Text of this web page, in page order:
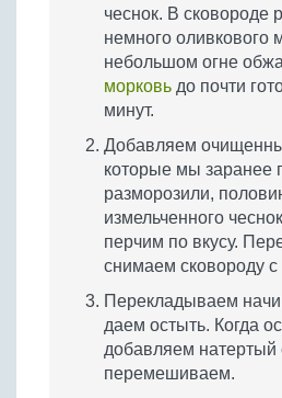
чеснок. В сковороде
немного оливкового
небольшом огне
морковь до почти
минут.
Добавляем
которые мы заранее
разморозили,
измельченного
перчим по вкусу.
снимаем сковороду с
Перекладываем
даем остыть. Когда
добавляем натертый
перемешиваем.